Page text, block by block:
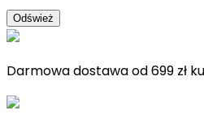
Darmowa dostawa od 699 zł